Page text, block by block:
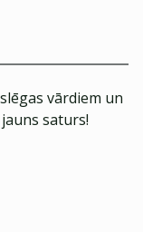
vārdiem un
saturs!